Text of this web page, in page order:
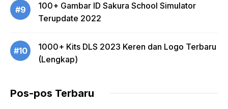
#9
100+ Gambar ID Sakura School Simulator
Terupdate 2022
#10
1000+ Kits DLS 2023 Keren dan Logo Terbaru
(Lengkap)
Pos-pos Terbaru